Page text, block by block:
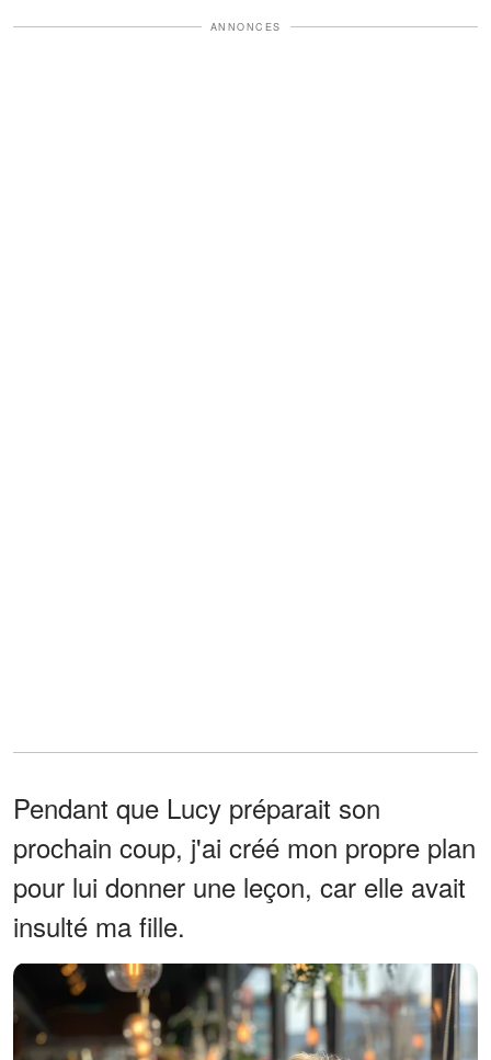
ANNONCES
Pendant que Lucy préparait son
prochain coup, j'ai créé mon propre plan
pour lui donner une leçon, car elle avait
insulté ma fille.